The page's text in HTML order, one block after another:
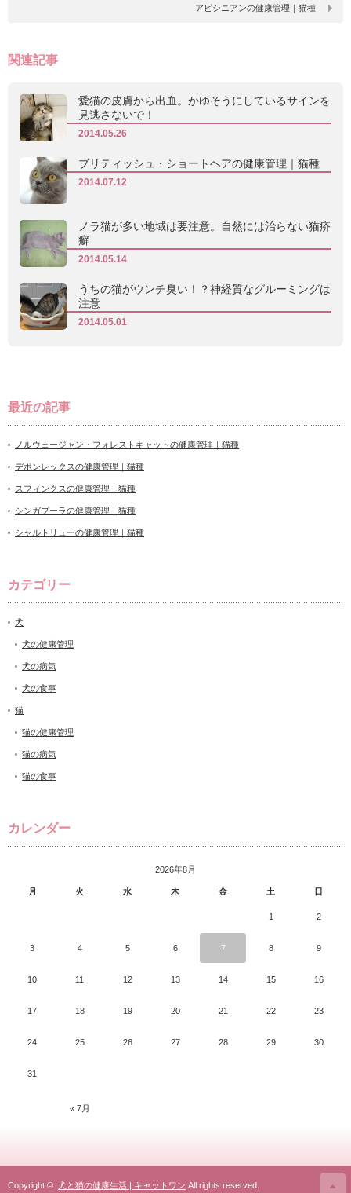
アビシニアンの健康管理｜猫種
関連記事
愛猫の皮膚から出血。かゆそうにしているサインを
見逃さないで！
2014.05.26
ブリティッシュ・ショートヘアの健康管理｜猫種
2014.07.12
ノラ猫が多い地域は要注意。自然には治らない猫疥
癬
2014.05.14
うちの猫がウンチ臭い！？神経質なグルーミングは
注意
2014.05.01
最近の記事
ノルウェージャン・フォレストキャットの健康管理｜猫種
デポンレックスの健康管理｜猫種
スフィンクスの健康管理｜猫種
シンガプーラの健康管理｜猫種
シャルトリューの健康管理｜猫種
カテゴリー
犬
犬の健康管理
犬の病気
犬の食事
猫
猫の健康管理
猫の病気
猫の食事
カレンダー
2026年8月
月 火 水 木 金 土 日
« 7月
1 2
3 4 5 6 7 8 9
10 11 12 13 14 15 16
17 18 19 20 21 22 23
24 25 26 27 28 29 30
31
Copyright © 犬と猫の健康生活 | キャットワン All rights reserved.